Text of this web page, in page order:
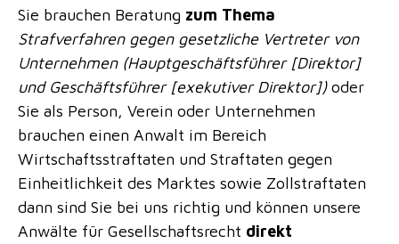
Sie brauchen Beratung zum Thema
Strafverfahren gegen gesetzliche Vertreter von
Unternehmen (Hauptgeschäftsführer [Direktor]
und Geschäftsführer [exekutiver Direktor])oder
Sie als Person, Verein oder Unternehmen
brauchen einen Anwalt im Bereich
Wirtschaftsstraftaten und Straftaten gegen
Einheitlichkeit des Marktes sowie Zollstraftaten
dann sind Sie bei uns richtig und können unsere
Anwälte für Gesellschaftsrecht direkt